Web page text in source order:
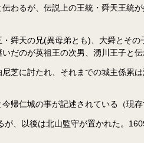
わるが、伝説上の王統・舜天王統
・舜天の兄(異母弟とも)、大舜とそ
だのが英祖王の次男、湧川王子と伝
芝に討たれ、それまでの城主係累
帰仁城の事が記述されている（現存
、以後は北山監守が置かれた。